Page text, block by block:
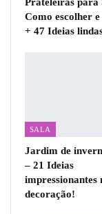
Como escolher
+ 47 Ideias
SALA
Jardim de
– 21 Ideias
impressionantes
decoração!